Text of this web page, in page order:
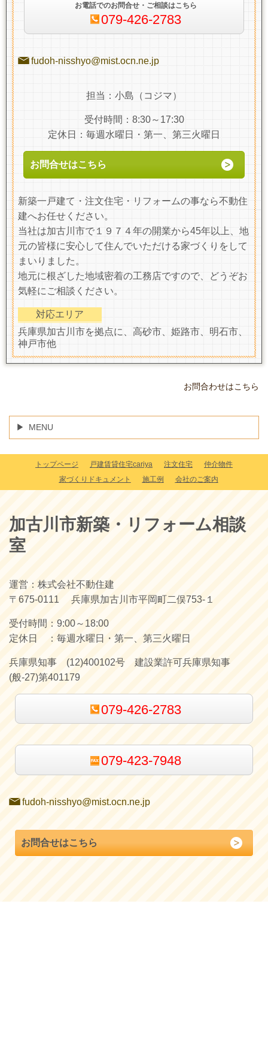
お電話でのお問合せ・ご相談はこちら
079-426-2783
fudoh-nisshyo@mist.ocn.ne.jp
担当：小島（コジマ）
受付時間：8:30～17:30
定休日：毎週水曜日・第一、第三火曜日
お問合せはこちら
新築一戸建て・注文住宅・リフォームの事なら不動住
建へお任せください。
当社は加古川市で１９７４年の開業から45年以上、地
元の皆様に安心して住んでいただける家づくりをして
まいりました。
地元に根ざした地域密着の工務店ですので、どうぞお
気軽にご相談ください。
対応エリア
兵庫県加古川市を拠点に、高砂市、姫路市、明石市、
神戸市他
お問合わせはこちら
MENU
トップページ 戸建賃貸住宅cariya 注文住宅
仲介物件
家づくりドキュメント
施工例 会社のご案内
加古川市新築・リフォーム相談
室
運営：株式会社不動住建
〒675-0111 兵庫県加古川市平岡町二俣753-１
受付時間：9:00～18:00
定休日 ： 毎週水曜日・第一、第三火曜日
兵庫県知事 (12)400102号 建設業許可兵庫県知事
(般-27)第401179
079-426-2783
079-423-7948
fudoh-nisshyo@mist.ocn.ne.jp
お問合せはこちら